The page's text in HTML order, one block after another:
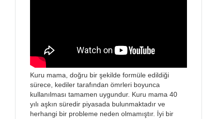
Kuru mama, doğru bir şekilde formüle edildiği
sürece, kediler tarafından ömrleri boyunca
kullanılması tamamen uygundur. Kuru mama 40
yılı aşkın süredir piyasada bulunmaktadır ve
herhangi bir probleme neden olmamıştır. İyi bir